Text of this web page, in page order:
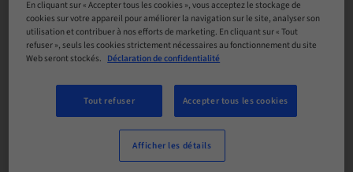
Réservation possible
Date limite d’inscription
Espagnole
En cliquant sur « Accepter tous les cookies », vous acceptez le stockage de
cookies sur votre appareil pour améliorer la navigation sur le site, analyser son
utilisation et contribuer à nos efforts de marketing. En cliquant sur « Tout
refuser », seuls les cookies strictement nécessaires au fonctionnement du site
Web seront stockés. Déclaration de confidentialité
Tout refuser Accepter tous les cookies
Afficher les détails